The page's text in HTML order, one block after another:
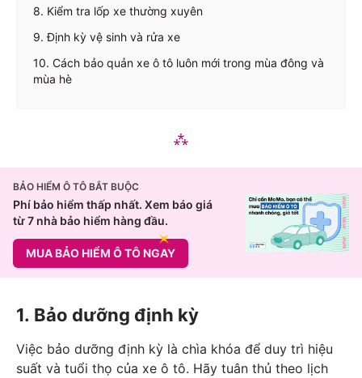
8. Kiểm tra lốp xe thường xuyên
9. Định kỳ vệ sinh và rửa xe
10. Cách bảo quản xe ô tô luôn mới trong mùa đông và
mùa hè
BẢO HIỂM Ô TÔ BẮT BUỘC
Phí bảo hiểm thấp nhất. Xem báo giá
từ 7 nhà bảo hiểm hàng đầu.
MUA BẢO HIỂM Ô TÔ NGAY
1. Bảo dưỡng định kỳ
Việc bảo dưỡng định kỳ là chìa khóa để duy trì hiệu
suất và tuổi thọ của xe ô tô. Hãy tuân thủ theo lịch